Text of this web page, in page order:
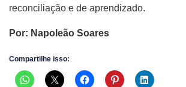
reconciliação e de aprendizado.
Por: Napoleão Soares
Compartilhe isso: